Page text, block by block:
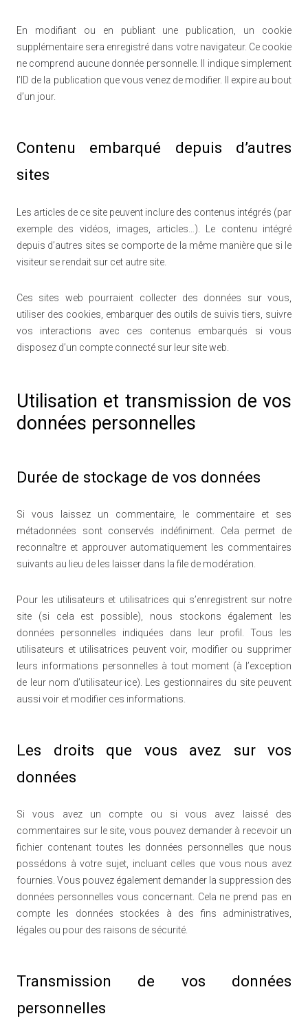
En modifiant ou en publiant une publication, un cookie
supplémentaire sera enregistré dans votre navigateur. Ce cookie
ne comprend aucune donnée personnelle. Il indique simplement
l’ID de la publication que vous venez de modifier. Il expire au bout
d’un jour.
Contenu embarqué depuis d’autres
sites
Les articles de ce site peuvent inclure des contenus intégrés (par
exemple des vidéos, images, articles…). Le contenu intégré
depuis d’autres sites se comporte de la même manière que si le
visiteur se rendait sur cet autre site.
Ces sites web pourraient collecter des données sur vous,
utiliser des cookies, embarquer des outils de suivis tiers, suivre
vos interactions avec ces contenus embarqués si vous
disposez d’un compte connecté sur leur site web.
Utilisation et transmission de vos
données personnelles
Durée de stockage de vos données
Si vous laissez un commentaire, le commentaire et ses
métadonnées sont conservés indéfiniment. Cela permet de
reconnaître et approuver automatiquement les commentaires
suivants au lieu de les laisser dans la file de modération.
Pour les utilisateurs et utilisatrices qui s’enregistrent sur notre
site (si cela est possible), nous stockons également les
données personnelles indiquées dans leur profil. Tous les
utilisateurs et utilisatrices peuvent voir, modifier ou supprimer
leurs informations personnelles à tout moment (à l’exception
de leur nom d’utilisateur·ice). Les gestionnaires du site peuvent
aussi voir et modifier ces informations.
Les droits que vous avez sur vos
données
Si vous avez un compte ou si vous avez laissé des
commentaires sur le site, vous pouvez demander à recevoir un
fichier contenant toutes les données personnelles que nous
possédons à votre sujet, incluant celles que vous nous avez
fournies. Vous pouvez également demander la suppression des
données personnelles vous concernant. Cela ne prend pas en
compte les données stockées à des fins administratives,
légales ou pour des raisons de sécurité.
Transmission de vos données
personnelles